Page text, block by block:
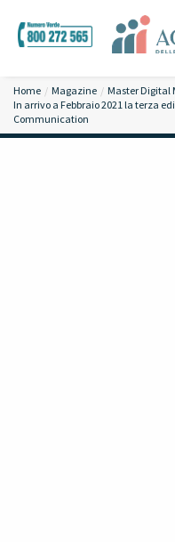
Home Magazine
Master Digital
In arrivo a Febbraio 2021 la terza
Communication